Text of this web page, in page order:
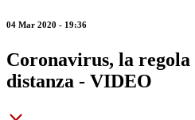
04 Mar 2020 - 19:36
Coronavirus, la
distanza - VIDEO